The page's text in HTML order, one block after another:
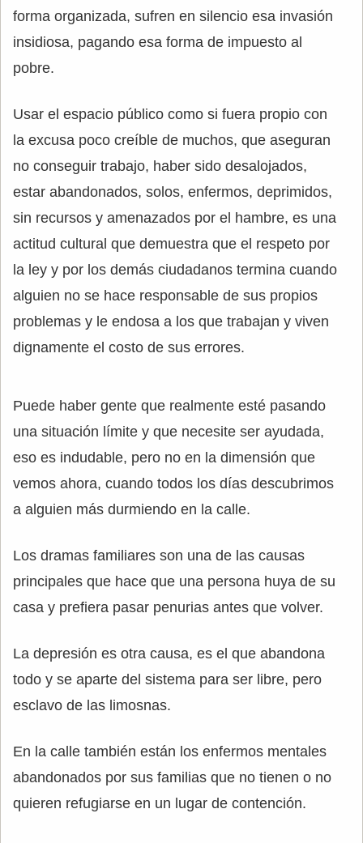
forma organizada, sufren en silencio esa invasión
insidiosa, pagando esa forma de impuesto al
pobre.
Usar el espacio público como si fuera propio con
la excusa poco creíble de muchos, que aseguran
no conseguir trabajo, haber sido desalojados,
estar abandonados, solos, enfermos, deprimidos,
sin recursos y amenazados por el hambre, es una
actitud cultural que demuestra que el respeto por
la ley y por los demás ciudadanos termina cuando
alguien no se hace responsable de sus propios
problemas y le endosa a los que trabajan y viven
dignamente el costo de sus errores.
Puede haber gente que realmente esté pasando
una situación límite y que necesite ser ayudada,
eso es indudable, pero no en la dimensión que
vemos ahora, cuando todos los días descubrimos
a alguien más durmiendo en la calle.
Los dramas familiares son una de las causas
principales que hace que una persona huya de su
casa y prefiera pasar penurias antes que volver.
La depresión es otra causa, es el que abandona
todo y se aparte del sistema para ser libre, pero
esclavo de las limosnas.
En la calle también están los enfermos mentales
abandonados por sus familias que no tienen o no
quieren refugiarse en un lugar de contención.